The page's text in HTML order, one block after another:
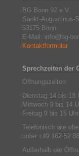
BG Bonn 92 e.V.
Sankt-Augustinus-
53175 Bonn
E-Mail: info@bg-
Kontaktformular
Sprechzeiten der
Öffnungszeiten:
Dienstag 14 bis 18
Mittwoch 9 bis 14
Freitag 9 bis 15 Uhr
Telefonisch wie
unter +49 162 52
Außerhalb der